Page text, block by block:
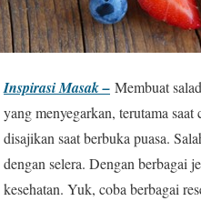
Inspirasi Masak – Membuat
yang menyegarkan, terutama
disajikan saat berbuka puasa.
dengan selera. Dengan berbagai
kesehatan. Yuk, coba berbagai